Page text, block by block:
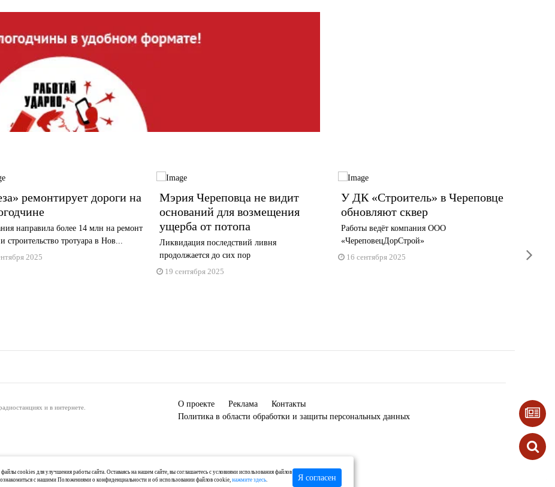
ремонтирует дороги на
направила более 14 млн на ремонт
строительство тротуара в Нов...
2025
Мэрия Череповца не видит
оснований для возмещения
ущерба от потопа
Ликвидация последствий ливня
продолжается до сих пор
19 сентября 2025
У ДК «Строитель» в Череповце
обновляют сквер
Работы ведёт компания ООО
«ЧереповецДорСтрой»
16 сентября 2025
и в интернете.
2-04-44, +7 921 125-06-
О проекте Реклама
Контакты
Политика в области обработки и защиты персональных данных
cookies для улучшения работы сайта. Оставаясь на нашем сайте, вы соглашаетесь с условиями использования файлов
с нашими Положениями о конфиденциальности и об использовании файлов cookie, нажмите здесь. Я согласен